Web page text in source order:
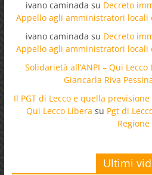
ivano caminada su Decreto
Appello agli amministratori locali
ivano caminada su Decreto
Appello agli amministratori locali
Solidarietà all’ANPI – Qui Lecco
Giancarla Riva
Il PGT di Lecco e quella
Qui Lecco Libera su Pgt di
Regione
Ultimi